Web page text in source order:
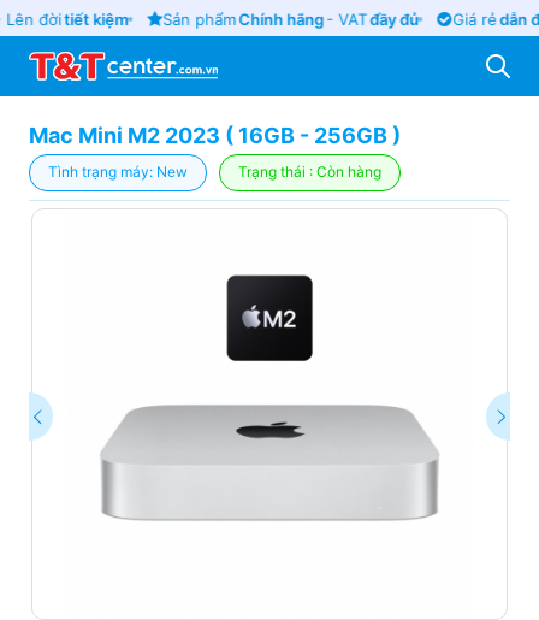
đờitiết kiệm Sản phẩmChính hãng- VATđầy đủ Giá rẻdẫn
Mac Mini M2 2023 ( 16GB - 256GB )
Tình trạng máy: New Trạng thái : Còn hàng